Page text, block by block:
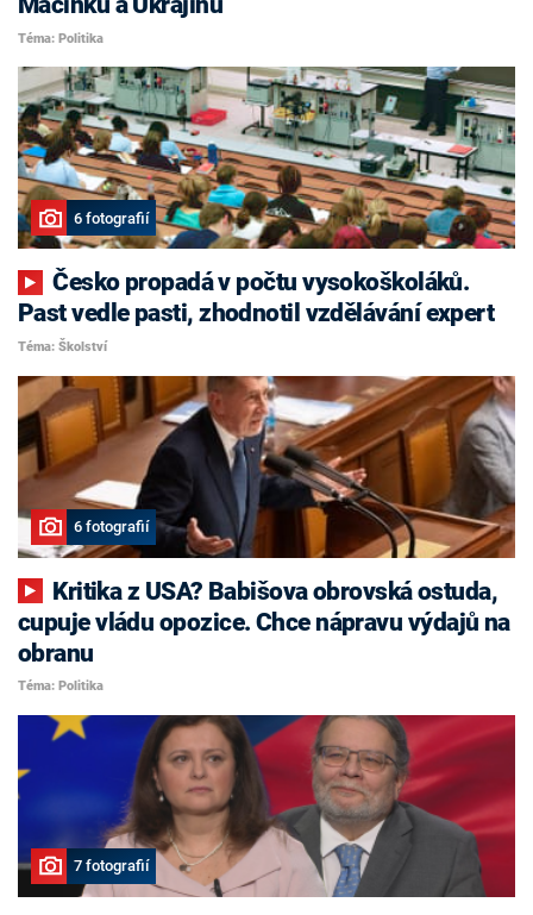
Téma: Politika
6 fotografií
Česko propadá v počtu vysokoškoláků.
Past vedle pasti, zhodnotil vzdělávání expert
Téma: Školství
6 fotografií
cupuje vládu opozice. Chce nápravu výdajů na
obranu
Téma: Politika
7 fotografií